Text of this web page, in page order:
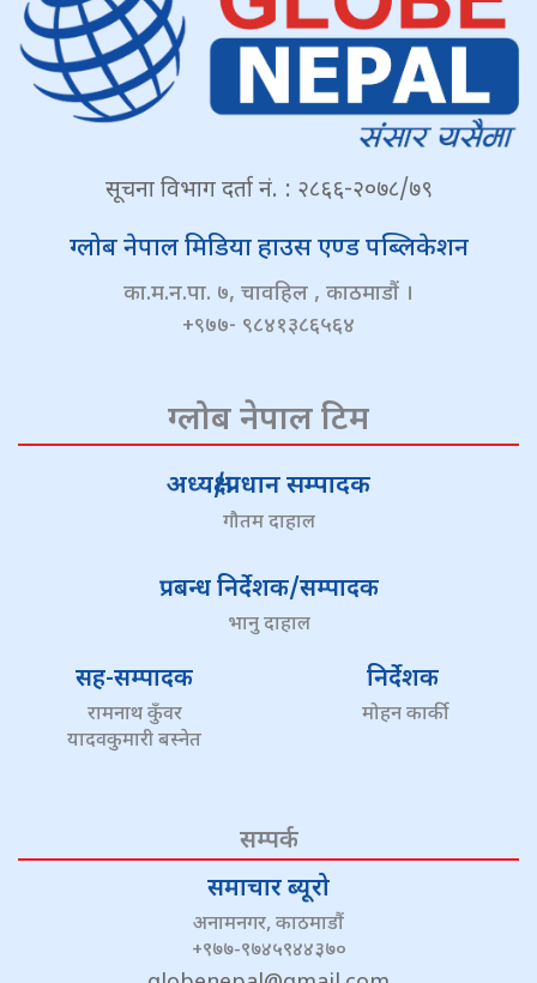
सूचना विभाग दर्ता नं. : २८६६-२०७८/७९
ग्लोब नेपाल मिडिया हाउस एण्ड पब्लिकेशन
का.म.न.पा. ७, चावहिल , काठमाडौं ।
+९७७- ९८४१३८६५६४
ग्लोब नेपाल टिम
अध्यक्ष/प्रधान सम्पादक
गौतम दाहाल
प्रबन्ध निर्देशक/सम्पादक
भानु दाहाल
सह-सम्पादक
रामनाथ कुँवर
यादवकुमारी बस्नेत
निर्देशक
मोहन कार्की
सम्पर्क
समाचार ब्यूरो
अनामनगर, काठमाडौं
+९७७-९७४५९४४३७०